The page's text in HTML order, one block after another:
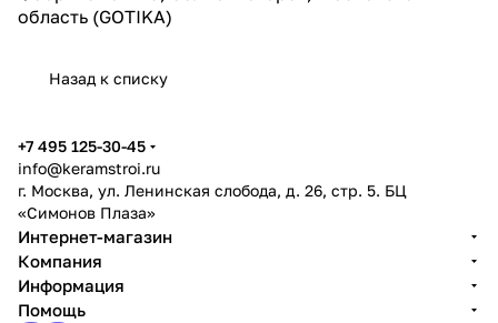
область (GOTIKA)
Назад к списку
+7 495 125-30-45
info@keramstroi.ru
г. Москва, ул. Ленинская слобода, д. 26, стр. 5. БЦ
«Симонов Плаза»
Интернет-магазин
Компания
Информация
Помощь